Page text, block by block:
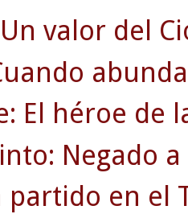
valor del
El héroe de
Negado
partido en el